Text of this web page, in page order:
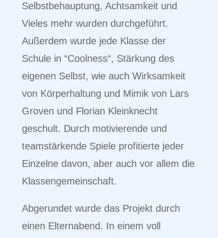
Selbstbehauptung, Achtsamkeit und
Vieles mehr wurden durchgeführt.
Außerdem wurde jede Klasse der
Schule in “Coolness“, Stärkung des
eigenen Selbst, wie auch Wirksamkeit
von Körperhaltung und Mimik von Lars
Groven und Florian Kleinknecht
geschult. Durch motivierende und
teamstärkende Spiele profitierte jeder
Einzelne davon, aber auch vor allem die
Klassengemeinschaft.
Abgerundet wurde das Projekt durch
einen Elternabend. In einem voll